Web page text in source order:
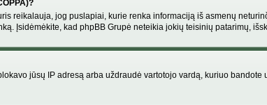
reikalauja, jog puslapiai, kurie renka informaciją iš asmenų
Įsidėmėkite, kad phpBB Grupė neteikia jokių teisinių patarimų,
jūsų IP adresą arba uždraudė vartotojo vardą, kuriuo